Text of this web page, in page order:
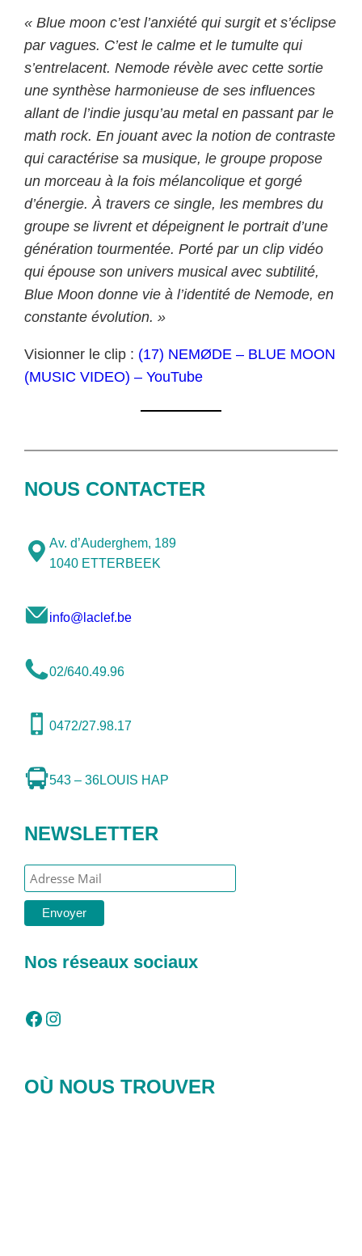
« Blue moon c’est l’anxiété qui surgit et s’éclipse
par vagues. C’est le calme et le tumulte qui
s’entrelacent. Nemode révèle avec cette sortie
une synthèse harmonieuse de ses influences
allant de l’indie jusqu’au metal en passant par le
math rock. En jouant avec la notion de contraste
qui caractérise sa musique, le groupe propose
un morceau à la fois mélancolique et gorgé
d’énergie. À travers ce single, les membres du
groupe se livrent et dépeignent le portrait d’une
génération tourmentée. Porté par un clip vidéo
qui épouse son univers musical avec subtilité,
Blue Moon donne vie à l’identité de Nemode, en
constante évolution. »
Visionner le clip : (17) NEMØDE – BLUE MOON
(MUSIC VIDEO) – YouTube
NOUS CONTACTER
Av. d’Auderghem, 189
1040 ETTERBEEK
info@laclef.be
02/640.49.96
0472/27.98.17
543 – 36LOUIS HAP
NEWSLETTER
Nos réseaux sociaux
Facebook Instagram
OÙ NOUS TROUVER